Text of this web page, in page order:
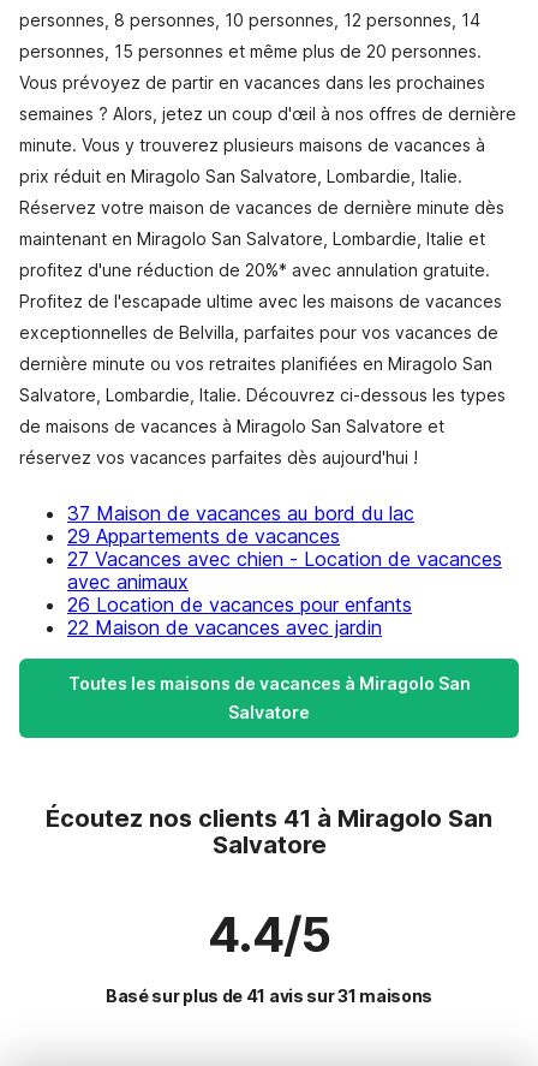
personnes, 8 personnes, 10 personnes, 12 personnes, 14
personnes, 15 personnes et même plus de 20 personnes.
Vous prévoyez de partir en vacances dans les prochaines
semaines ? Alors, jetez un coup d'œil à nos offres de dernière
minute. Vous y trouverez plusieurs maisons de vacances à
prix réduit en Miragolo San Salvatore, Lombardie, Italie.
Réservez votre maison de vacances de dernière minute dès
maintenant en Miragolo San Salvatore, Lombardie, Italie et
profitez d'une réduction de 20%* avec annulation gratuite.
Profitez de l'escapade ultime avec les maisons de vacances
exceptionnelles de Belvilla, parfaites pour vos vacances de
dernière minute ou vos retraites planifiées en Miragolo San
Salvatore, Lombardie, Italie. Découvrez ci-dessous les types
de maisons de vacances à Miragolo San Salvatore et
réservez vos vacances parfaites dès aujourd'hui !
37 Maison de vacances au bord du lac
29 Appartements de vacances
27 Vacances avec chien - Location de vacances
avec animaux
26 Location de vacances pour enfants
22 Maison de vacances avec jardin
Toutes les maisons de vacances à Miragolo San
Salvatore
Écoutez nos clients 41 à Miragolo San
Salvatore
4.4/5
Basé sur plus de 41 avis sur 31 maisons